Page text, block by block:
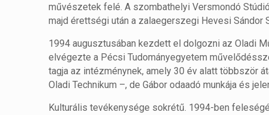
művészetek felé. A szombathelyi Versmondó
majd érettségi után a zalaegerszegi Hevesi
1994 augusztusában kezdett el dolgozni az Oladi
elvégezte a Pécsi Tudományegyetem
tagja az intézménynek, amely 30 év alatt többször
Oladi Technikum –, de Gábor odaadó munkája és
Kulturális tevékenysége sokrétű. 1994-ben